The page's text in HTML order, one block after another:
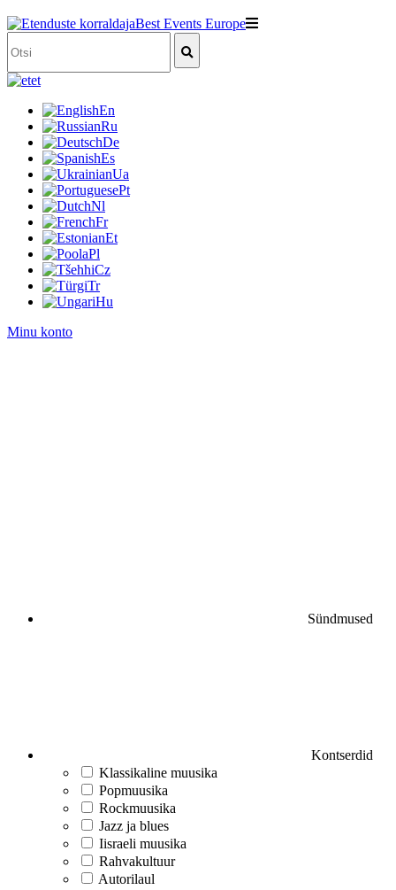
et
En
Ru
De
Es
Ua
Pt
Nl
Fr
Et
Pl
Cz
Tr
Hu
Minu konto
Sündmused
Kontserdid
Klassikaline muusika
Popmuusika
Rockmuusika
Jazz ja blues
Iisraeli muusika
Rahvakultuur
Autorilaul